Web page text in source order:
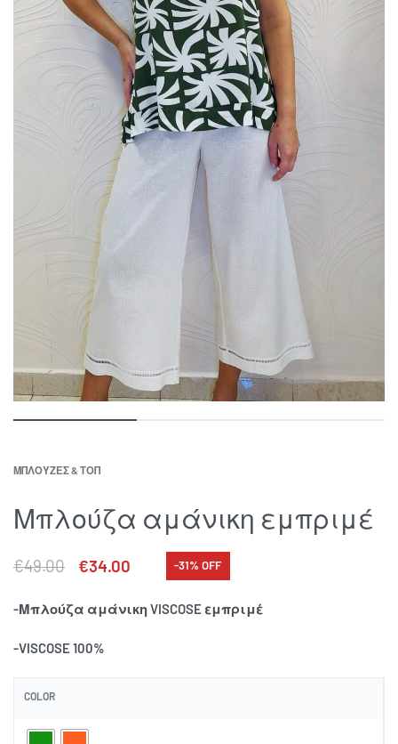
ΜΠΛΟΥΖΕΣ & ΤΟΠ
Μπλούζα αμάνικη εμπριμέ
€49.00 €34.00 -31% OFF
-Μπλούζα αμάνικη VISCOSE εμπριμέ
-VISCOSE 100%
COLOR